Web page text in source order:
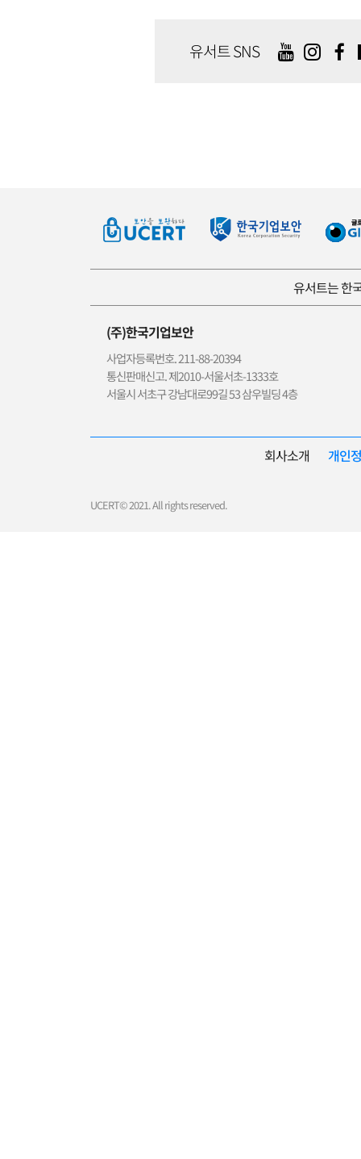
유서트 SNS
유서트는 한
(주)한국기업보안
사업자등록번호. 211-88-20394
통신판매신고. 제2010-서울서초-1333호
서울시 서초구 강남대로99길 53 삼우빌딩 4층
회사소개 개인
UCERT© 2021. All rights reserved.